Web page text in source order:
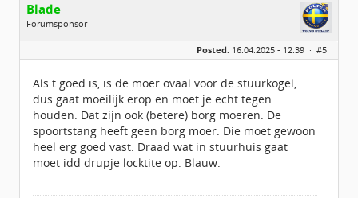
Blade
Forumsponsor
Geslacht:
Leeftijd:
36
Berichten:
5222
Geregistreerd:09 / 2017
Posted: 16.04.2025 - 12:39 · #5
Als t goed is, is de moer ovaal voor de stuurkogel,
dus gaat moeilijk erop en moet je echt tegen
houden. Dat zijn ook (betere) borg moeren. De
spoortstang heeft geen borg moer. Die moet gewoon
heel erg goed vast. Draad wat in stuurhuis gaat
moet idd drupje locktite op. Blauw.